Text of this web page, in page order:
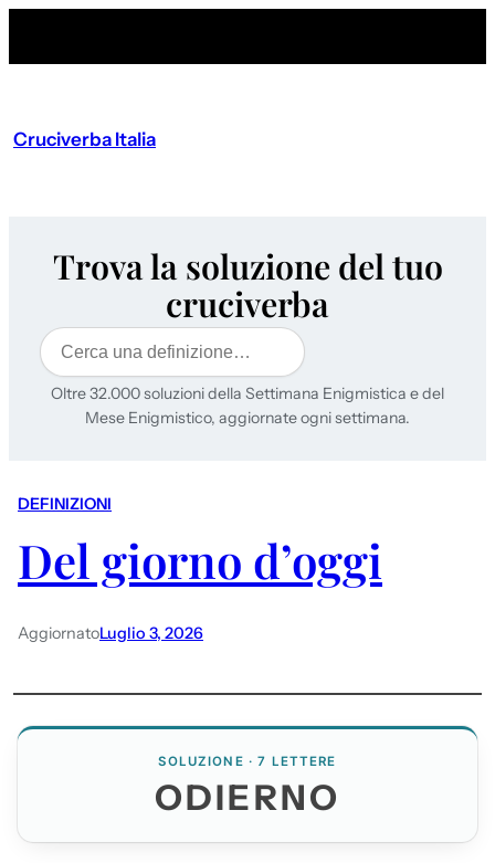
Cruciverba Italia
Trova la soluzione del tuo
cruciverba
Cerca
Oltre 32.000 soluzioni della Settimana Enigmistica e del
Mese Enigmistico, aggiornate ogni settimana.
DEFINIZIONI
Del giorno d’oggi
AggiornatoLuglio 3, 2026
SOLUZIONE · 7 LETTERE
ODIERNO